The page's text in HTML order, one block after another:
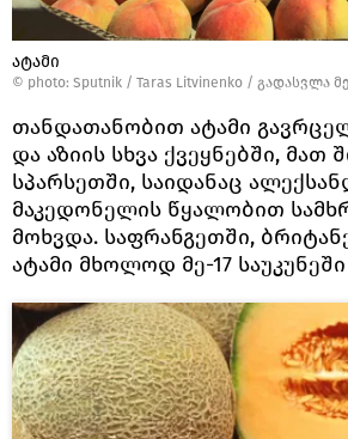
ატამი
© photo: Sputnik / Taras Litvinenko / გადასვლა
თანდათანობით ატამი
და აზიის სხვა ქვეყნებში, მათ
სპარსეთში, საიდანაც
მაკედონელის წყალობით
მოხვდა. საფრანგეთში,
ატამი მხოლოდ მე-17